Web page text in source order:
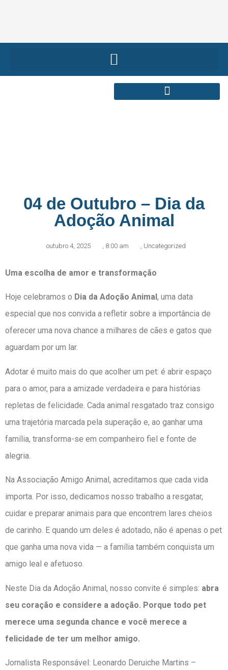
04 de Outubro – Dia da
Adoção Animal
outubro 4, 2025 , 8:00 am , Uncategorized
Uma escolha de amor e transformação
Hoje celebramos o Dia da Adoção Animal , uma data
especial que nos convida a refletir sobre a importância de
oferecer uma nova chance a milhares de cães e gatos que
aguardam por um lar.
Adotar é muito mais do que acolher um pet: é abrir espaço
para o amor, para a amizade verdadeira e para histórias
repletas de felicidade. Cada animal resgatado traz consigo
uma trajetória marcada pela superação e, ao ganhar uma
família, transforma-se em companheiro fiel e fonte de
alegria.
Na Associação Amigo Animal, acreditamos que cada vida
importa. Por isso, dedicamos nosso trabalho a resgatar,
cuidar e preparar animais para que encontrem lares cheios
de carinho. E quando um deles é adotado, não é apenas o pet
que ganha uma nova vida — a família também conquista um
amigo leal e afetuoso.
Neste Dia da Adoção Animal, nosso convite é simples: abra
seu coração e considere a adoção. Porque todo pet
merece uma segunda chance e você merece a
felicidade de ter um melhor amigo.
Jornalista Responsável: Leonardo Deruiche Martins –